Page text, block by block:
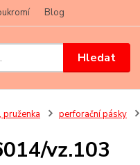
Blog
Hledat
pruženka perforační pásky
vz.103